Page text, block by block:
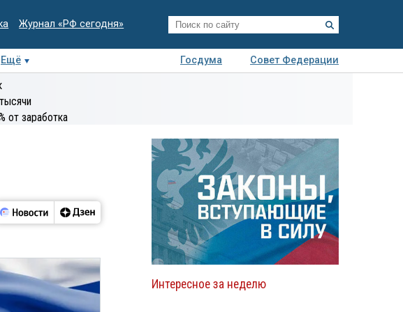
Журнал «РФ сегодня»
Ещё Госдума
Совет Федерации
от заработка
Интересное за неделю